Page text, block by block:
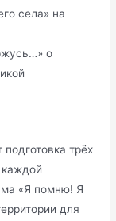
села» на
о
трёх
«Я помню! Я
для